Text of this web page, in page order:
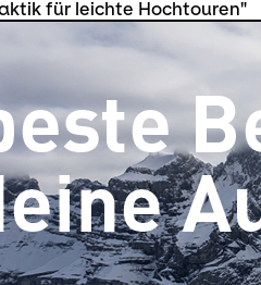
für leichte Hochtouren"